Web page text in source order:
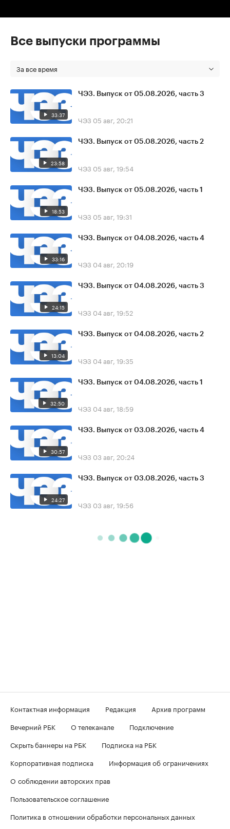
Все выпуски программы
За все время
33:37
ЧЭЗ. Выпуск от 05.08.2026, часть 3
ЧЭЗ 05 авг, 20:21
23:58
ЧЭЗ. Выпуск от 05.08.2026, часть 2
ЧЭЗ 05 авг, 19:54
18:53
ЧЭЗ. Выпуск от 05.08.2026, часть 1
ЧЭЗ 05 авг, 19:31
33:16
ЧЭЗ. Выпуск от 04.08.2026, часть 4
ЧЭЗ 04 авг, 20:19
24:15
ЧЭЗ. Выпуск от 04.08.2026, часть 3
ЧЭЗ 04 авг, 19:52
13:04
ЧЭЗ. Выпуск от 04.08.2026, часть 2
ЧЭЗ 04 авг, 19:35
32:50
ЧЭЗ. Выпуск от 04.08.2026, часть 1
ЧЭЗ 04 авг, 18:59
30:57
ЧЭЗ. Выпуск от 03.08.2026, часть 4
ЧЭЗ 03 авг, 20:24
24:27
ЧЭЗ. Выпуск от 03.08.2026, часть 3
ЧЭЗ 03 авг, 19:56
Контактная информация Редакция
Архив программ
Вечерний РБК
О телеканале
Подключение
Скрыть баннеры на РБК
Подписка на РБК
Корпоративная подписка
Информация об ограничениях
О соблюдении авторских прав
Пользовательское соглашение
Политика в отношении обработки персональных данных